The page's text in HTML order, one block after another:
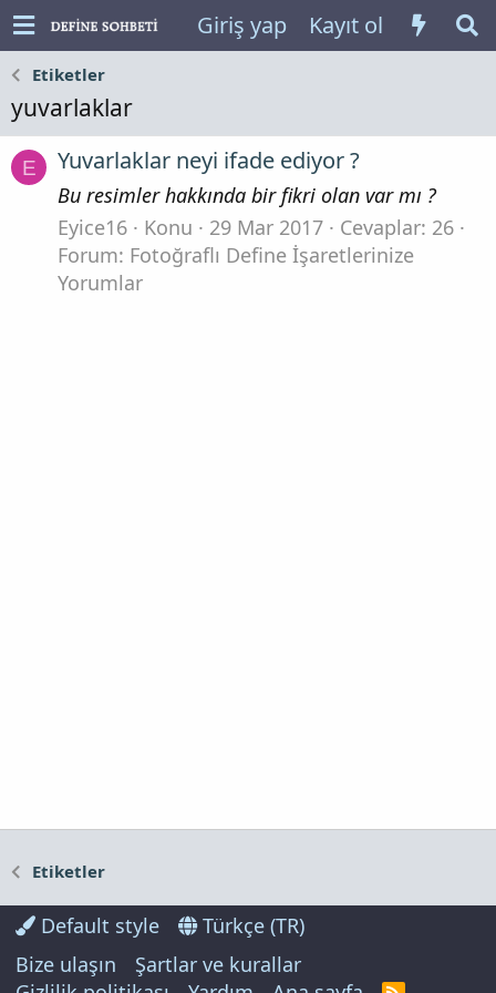
Giriş yap Kayıt ol
Etiketler
yuvarlaklar
E Yuvarlaklar neyi ifade ediyor ?
Bu resimler hakkında bir fikri olan var mı ?
Eyice16
Konu 29 Mar 2017
Cevaplar: 26
Forum: Fotoğraflı Define İşaretlerinize
Yorumlar
Etiketler
Default style
Türkçe (TR)
Bize ulaşın
Şartlar ve kurallar